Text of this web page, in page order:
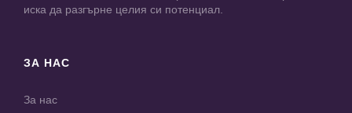
иска да разгърне целия си потенциал.
ЗА НАС
За нас